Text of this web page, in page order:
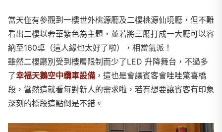
當天僅有參觀到一樓世外桃源廳及二樓桃源仙境廳，但不難
看出二樓以奢華紫色為主題，並若將三廳打成一大廳可以容
納至160桌（這人緣也太好了啦），相當氣派！
雖然二樓廳別受到樓層限制而少了LED 升降舞台，不過多
了幸福天鵝空中纜車設備 ，這也是會讓賓客會哇哇驚喜橋
段，當然這就看每對新人的需求啦，若有想要讓賓客有印象
深刻的橋段這點倒是不錯。